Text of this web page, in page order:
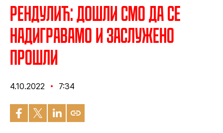
Рендулић: Дошли смо да се
надигравамо и заслужено
прошли
4.10.2022 7:34